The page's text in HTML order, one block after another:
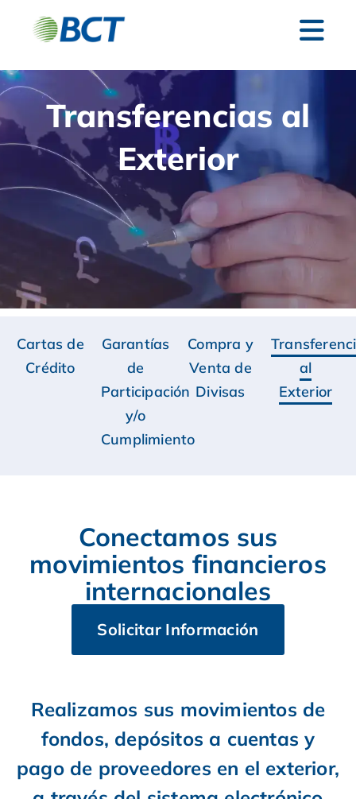
Transferencias al
Exterior
Cartas de
Crédito
Garantías
de
Participación
y/o
Cumplimiento
Compra y
Venta de
Divisas
al
Exterior
Conectamos sus
movimientos financieros
internacionales
Solicitar Información
Realizamos sus movimientos de
fondos, depósitos a cuentas y
pago de proveedores en el exterior,